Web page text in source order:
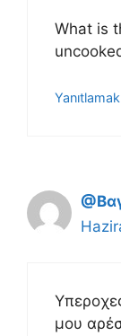
What is
μου